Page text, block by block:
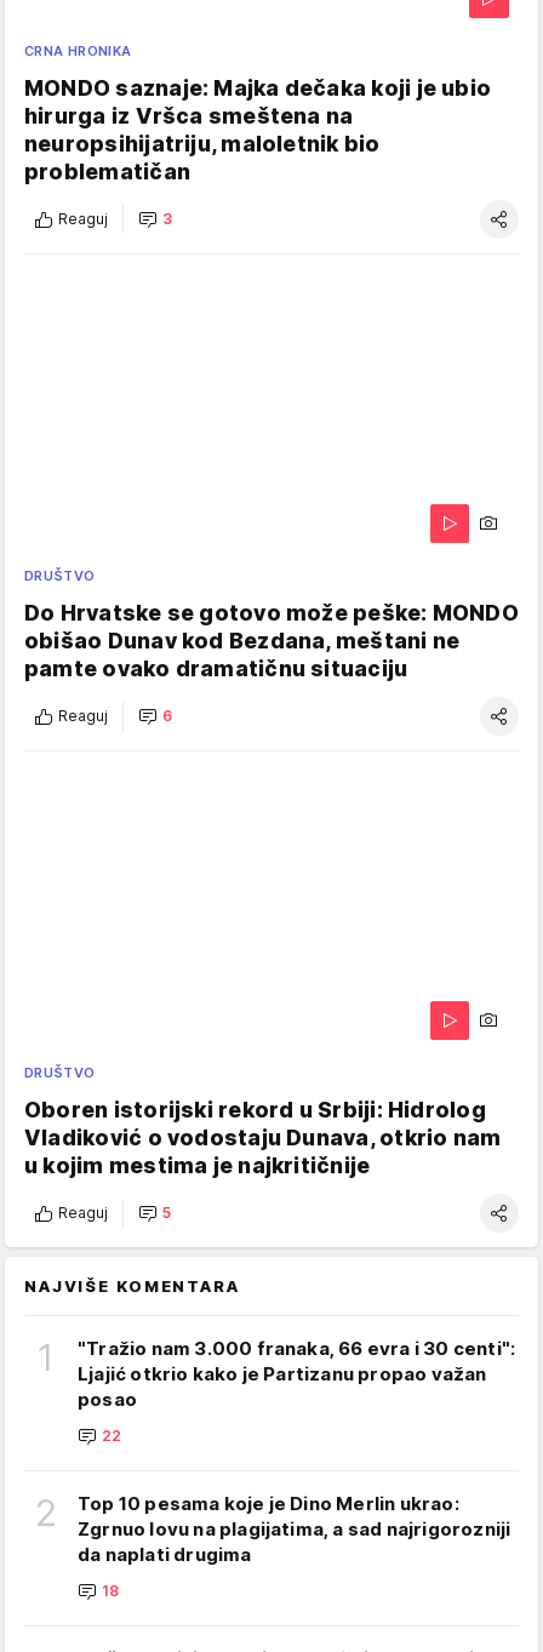
CRNA HRONIKA
MONDO saznaje: Majka dečaka koji je ubio
hirurga iz Vršca smeštena na
neuropsihijatriju, maloletnik bio
problematičan
Reaguj 3
DRUŠTVO
Do Hrvatske se gotovo može peške: MONDO
obišao Dunav kod Bezdana, meštani ne
pamte ovako dramatičnu situaciju
Reaguj 6
DRUŠTVO
Oboren istorijski rekord u Srbiji: Hidrolog
Vladiković o vodostaju Dunava, otkrio nam
u kojim mestima je najkritičnije
Reaguj 5
NAJVIŠE KOMENTARA
1
"Tražio nam 3.000 franaka, 66 evra i 30 centi":
Ljajić otkrio kako je Partizanu propao važan
posao
22
2
Top 10 pesama koje je Dino Merlin ukrao:
Zgrnuo lovu na plagijatima, a sad najrigorozniji
da naplati drugima
18